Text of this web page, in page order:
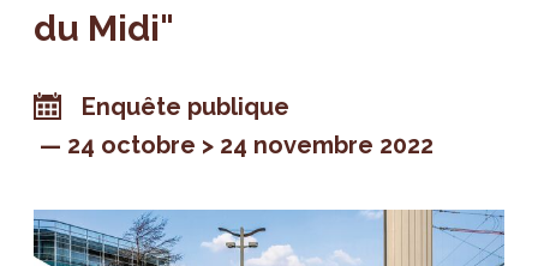
du Midi"
Enquête publique
24 octobre > 24 novembre 2022